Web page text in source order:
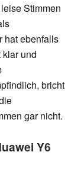
Stimmen
hat ebenfalls
und
bricht
gar nicht.
Y6